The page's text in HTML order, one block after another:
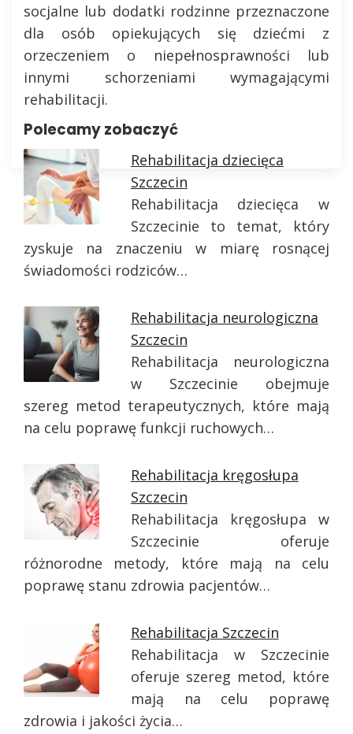
socjalne lub dodatki rodzinne przeznaczone
dla osób opiekujących się dziećmi z
orzeczeniem o niepełnosprawności lub
innymi schorzeniami wymagającymi
rehabilitacji.
Polecamy zobaczyć
Rehabilitacja dziecięca
Szczecin
Rehabilitacja dziecięca w
Szczecinie to temat, który
zyskuje na znaczeniu w miarę rosnącej
świadomości rodziców…
Rehabilitacja neurologiczna
Szczecin
Rehabilitacja neurologiczna
w Szczecinie obejmuje
szereg metod terapeutycznych, które mają
na celu poprawę funkcji ruchowych…
Rehabilitacja kręgosłupa
Szczecin
Rehabilitacja kręgosłupa w
Szczecinie oferuje
różnorodne metody, które mają na celu
poprawę stanu zdrowia pacjentów…
Rehabilitacja Szczecin
Rehabilitacja w Szczecinie
oferuje szereg metod, które
mają na celu poprawę
zdrowia i jakości życia…